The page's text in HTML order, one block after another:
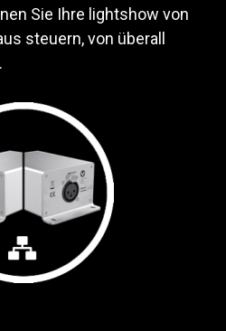
Sie Ihre lightshow von
steuern, von überall